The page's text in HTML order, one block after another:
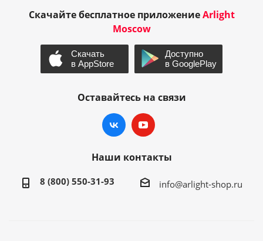
Скачайте бесплатное приложениеArlight
Moscow
Оставайтесь на связи
Наши контакты
8 (800) 550-31-93 info@arlight-shop.ru